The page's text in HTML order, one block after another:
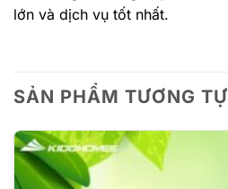
lớn và dịch vụ tốt nhất.
SẢN PHẨM TƯƠNG TỰ